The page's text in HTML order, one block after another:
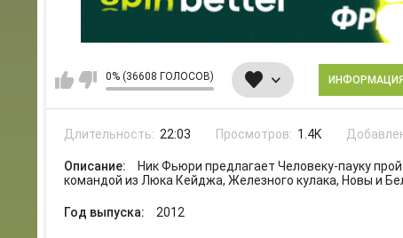
0% (36608 ГОЛОСОВ) ИНФОРМАЦИЯ
Длительность: 22:03 Просмотров: 1.4K
Описание:
Ник Фьюри предлагает Человеку-пауку
командой из Люка Кейджа, Железного кулака, Новы и
Год выпуска: 2012